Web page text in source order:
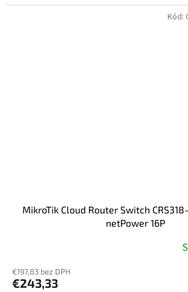
MikroTik Cloud Router Switch
netPower 16P
€197,83 bez DPH
€243,33
Kód: